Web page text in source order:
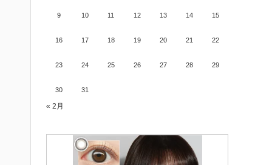
9 10 11 12 13 14 15
16 17 18 19 20 21 22
23 24 25 26 27 28 29
30 31
« 2月